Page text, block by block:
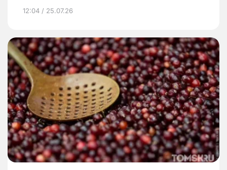
12:04 / 25.07.26